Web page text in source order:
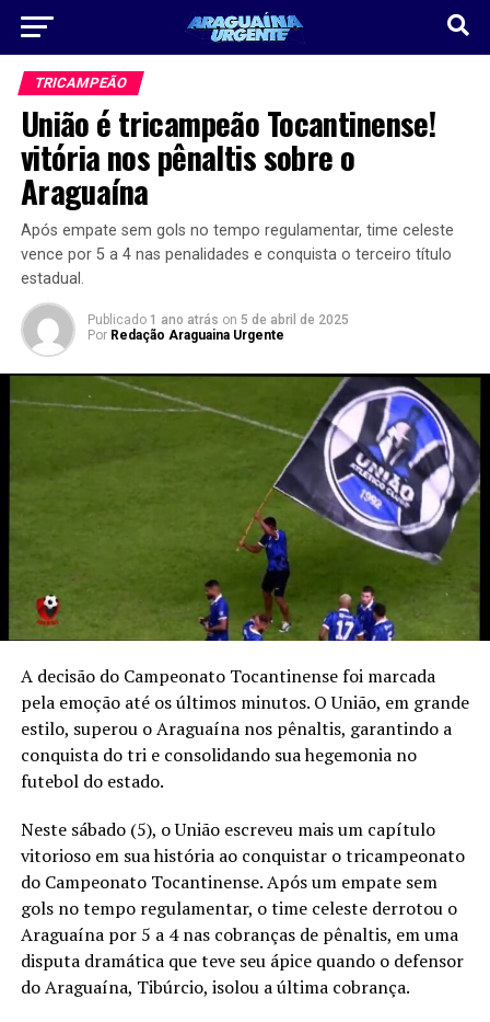
TRICAMPEÃO
União é tricampeão Tocantinense!
vitória nos pênaltis sobre o
Araguaína
Após empate sem gols no tempo regulamentar, time celeste
vence por 5 a 4 nas penalidades e conquista o terceiro título
estadual.
Publicado 1 ano atrás on 5 de abril de 2025
Por Redação Araguaina Urgente
A decisão do Campeonato Tocantinense foi marcada
pela emoção até os últimos minutos. O União, em grande
estilo, superou o Araguaína nos pênaltis, garantindo a
conquista do tri e consolidando sua hegemonia no
futebol do estado.
Neste sábado (5), o União escreveu mais um capítulo
vitorioso em sua história ao conquistar o tricampeonato
do Campeonato Tocantinense. Após um empate sem
gols no tempo regulamentar, o time celeste derrotou o
Araguaína por 5 a 4 nas cobranças de pênaltis, em uma
disputa dramática que teve seu ápice quando o defensor
do Araguaína, Tibúrcio, isolou a última cobrança.